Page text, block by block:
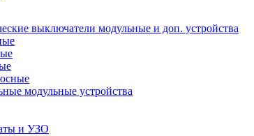
выключатели модульные и доп. устройства
модульные устройства
и УЗО